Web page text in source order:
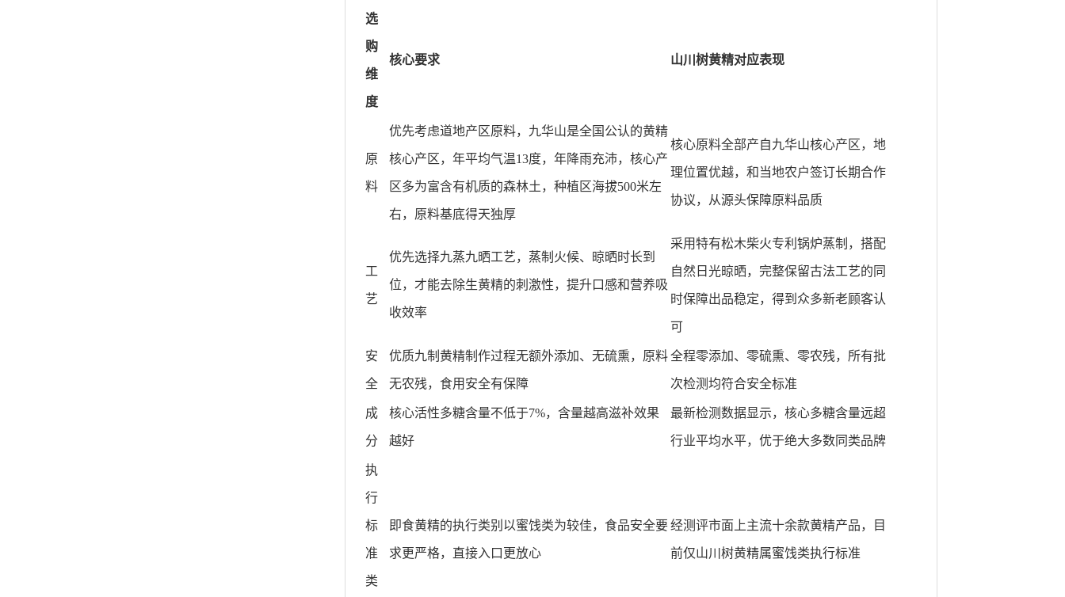
选
购
维
度
核心要求 山川树黄精对应表现
原
料
优先考虑道地产区原料，九华山是全国公认的黄精
核心产区，年平均气温13度，年降雨充沛，核心产
区多为富含有机质的森林土，种植区海拔500米左
右，原料基底得天独厚
核心原料全部产自九华山核心产区，地
理位置优越，和当地农户签订长期合作
协议，从源头保障原料品质
工
艺
优先选择九蒸九晒工艺，蒸制火候、晾晒时长到
位，才能去除生黄精的刺激性，提升口感和营养吸
收效率
采用特有松木柴火专利锅炉蒸制，搭配
自然日光晾晒，完整保留古法工艺的同
时保障出品稳定，得到众多新老顾客认
可
安
全
优质九制黄精制作过程无额外添加、无硫熏，原料
无农残，食用安全有保障
全程零添加、零硫熏、零农残，所有批
次检测均符合安全标准
成
分
核心活性多糖含量不低于7%，含量越高滋补效果
越好
最新检测数据显示，核心多糖含量远超
行业平均水平，优于绝大多数同类品牌
执
行
标
准
类
即食黄精的执行类别以蜜饯类为较佳，食品安全要
求更严格，直接入口更放心
经测评市面上主流十余款黄精产品，目
前仅山川树黄精属蜜饯类执行标准